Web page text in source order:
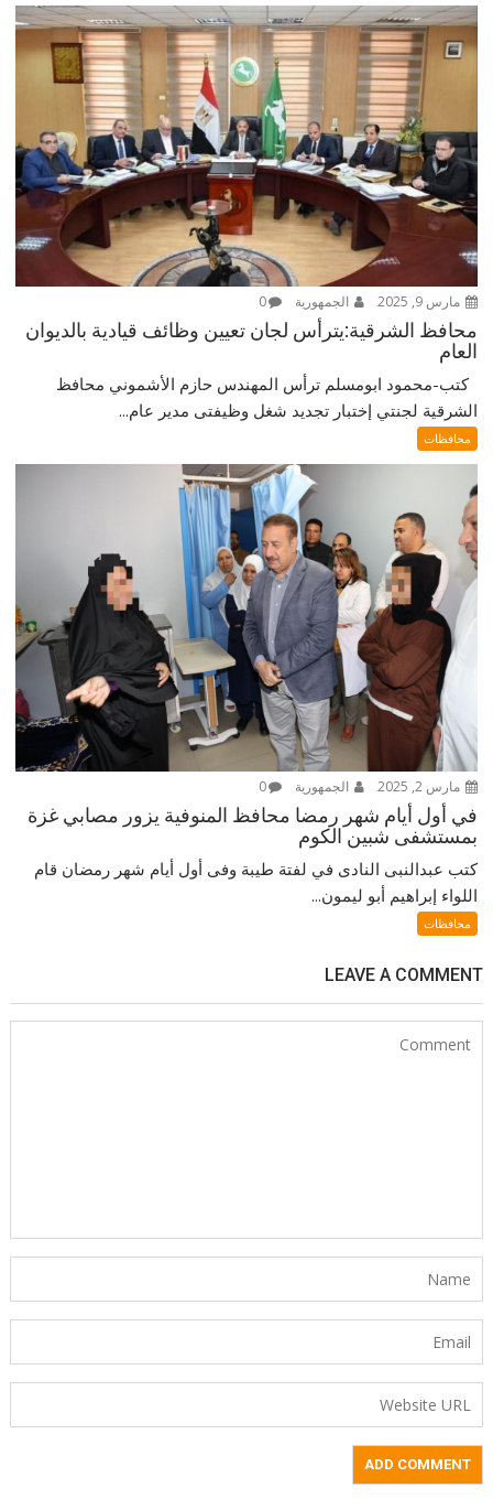
مارس 9, 2025 الجمهورية 0
محافظ الشرقية:يترأس لجان تعيين وظائف قيادية بالديوان
العام
كتب-محمود ابومسلم ترأس المهندس حازم الأشموني محافظ
الشرقية لجنتي إختبار تجديد شغل وظيفتى مدير عام...
محافظات
مارس 2, 2025 الجمهورية 0
في أول أيام شهر رمضا محافظ المنوفية يزور مصابي غزة
بمستشفى شبين الكوم
كتب عبدالنبى النادى في لفتة طيبة وفى أول أيام شهر رمضان قام
اللواء إبراهيم أبو ليمون...
محافظات
LEAVE A COMMENT